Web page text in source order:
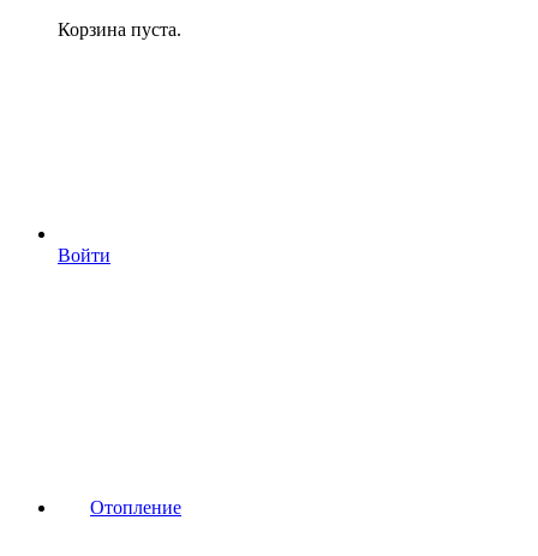
Корзина пуста.
Войти
Отопление